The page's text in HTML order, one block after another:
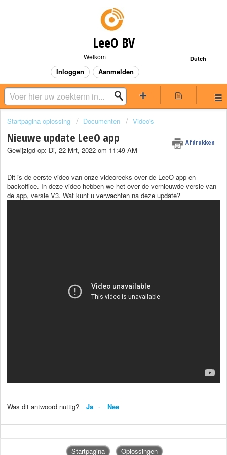
LeeO BV
Dutch
Welkom
Inloggen Aanmelden
Startpagina oplossing Documenten Video's
Nieuwe update LeeO app Afdrukken
Gewijzigd op: Di, 22 Mrt, 2022 om 11:49 AM
Dit is de eerste video van onze videoreeks over de LeeO app en
backoffice. In deze video hebben we het over de vernieuwde versie van
de app, versie V3. Wat kunt u verwachten na deze update?
Was dit antwoord nuttig? Ja Nee
Startpagina Oplossingen